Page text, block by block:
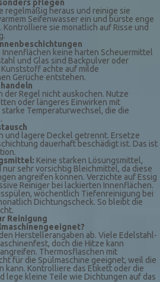
pflegen
regelmäßig heraus und reinige sie
Seifenwasser ein und bürste enge
sie monatlich auf Risse und
keine harten Scheuermittel
und Glas sind Backpulver oder
achte auf milde
Gerüche entstehen.
Regel nicht auskochen. Nutze
oder längeres Einwirken mit
Temperaturwechsel, die die
und lagere Deckel getrennt. Ersetze
dauerhaft beschädigt ist. Das ist
Keine starken Lösungsmittel,
nur sehr vorsichtig Bleichmittel, da diese
angreifen können. Verzichte auf Essig
Reiniger bei lackierten Innenflächen.
wöchentlich Tiefenreinigung bei
Dichtungscheck. So bleibt die
Reinigung
Herstellerangaben ab. Viele Edelstahl-
doch die Hitze kann
Thermosflaschen mit
für die Spülmaschine geeignet, weil die
kann. Kontrolliere das Etikett oder die
lege kleine Teile wie Dichtungen auf das